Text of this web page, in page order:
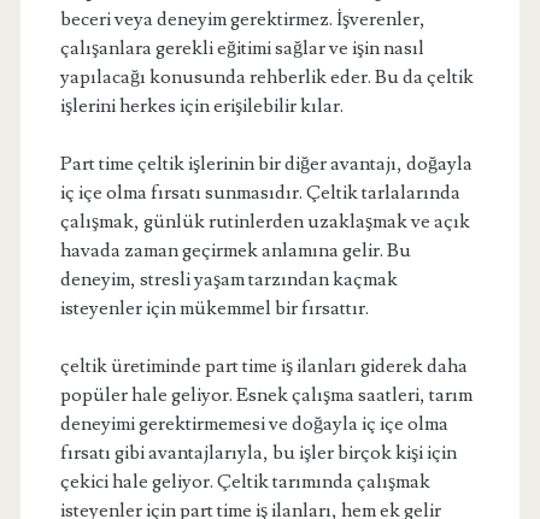
beceri veya deneyim gerektirmez. İşverenler,
çalışanlara gerekli eğitimi sağlar ve işin nasıl
yapılacağı konusunda rehberlik eder. Bu da çeltik
işlerini herkes için erişilebilir kılar.
Part time çeltik işlerinin bir diğer avantajı, doğayla
iç içe olma fırsatı sunmasıdır. Çeltik tarlalarında
çalışmak, günlük rutinlerden uzaklaşmak ve açık
havada zaman geçirmek anlamına gelir. Bu
deneyim, stresli yaşam tarzından kaçmak
isteyenler için mükemmel bir fırsattır.
çeltik üretiminde part time iş ilanları giderek daha
popüler hale geliyor. Esnek çalışma saatleri, tarım
deneyimi gerektirmemesi ve doğayla iç içe olma
fırsatı gibi avantajlarıyla, bu işler birçok kişi için
çekici hale geliyor. Çeltik tarımında çalışmak
isteyenler için part time iş ilanları, hem ek gelir